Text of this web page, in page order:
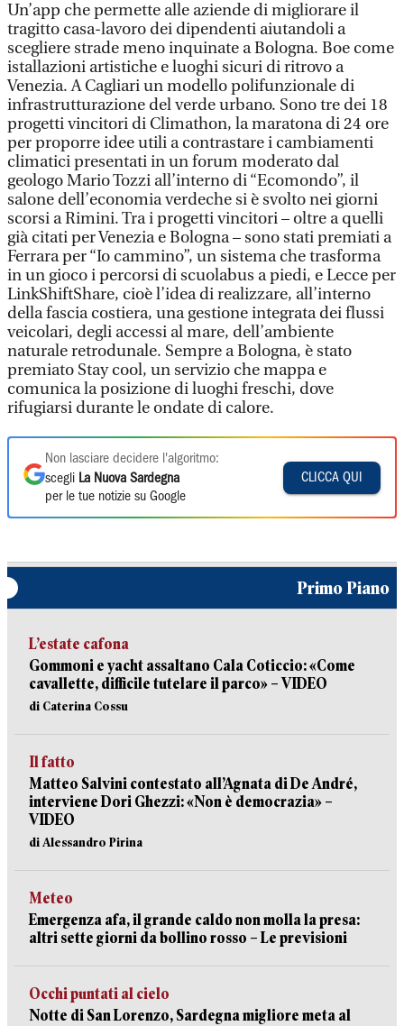
Un’app che permette alle aziende di migliorare il
tragitto casa-lavoro dei dipendenti aiutandoli a
scegliere strade meno inquinate a Bologna. Boe come
istallazioni artistiche e luoghi sicuri di ritrovo a
Venezia. A Cagliari un modello polifunzionale di
infrastrutturazione del verde urbano. Sono tre dei 18
progetti vincitori di Climathon, la maratona di 24 ore
per proporre idee utili a contrastare i cambiamenti
climatici presentati in un forum moderato dal
geologo Mario Tozzi all’interno di “Ecomondo”, il
salone dell’economia verdeche si è svolto nei giorni
scorsi a Rimini. Tra i progetti vincitori – oltre a quelli
già citati per Venezia e Bologna – sono stati premiati a
Ferrara per “Io cammino”, un sistema che trasforma
in un gioco i percorsi di scuolabus a piedi, e Lecce per
LinkShiftShare, cioè l’idea di realizzare, all’interno
della fascia costiera, una gestione integrata dei flussi
veicolari, degli accessi al mare, dell’ambiente
naturale retrodunale. Sempre a Bologna, è stato
premiato Stay cool, un servizio che mappa e
comunica la posizione di luoghi freschi, dove
rifugiarsi durante le ondate di calore.
Non lasciare decidere l'algoritmo:
scegli La Nuova Sardegna
per le tue notizie su Google
CLICCA QUI
Primo Piano
L’estate cafona
Gommoni e yacht assaltano Cala Coticcio: «Come
cavallette, difficile tutelare il parco» – VIDEO
di Caterina Cossu
Il fatto
Matteo Salvini contestato all’Agnata di De André,
interviene Dori Ghezzi: «Non è democrazia» –
VIDEO
di Alessandro Pirina
Meteo
Emergenza afa, il grande caldo non molla la presa:
altri sette giorni da bollino rosso – Le previsioni
Occhi puntati al cielo
Notte di San Lorenzo, Sardegna migliore meta al